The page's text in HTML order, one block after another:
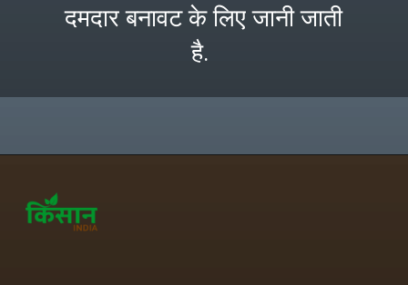
दमदार बनावट के लिए जानी जाती
है.